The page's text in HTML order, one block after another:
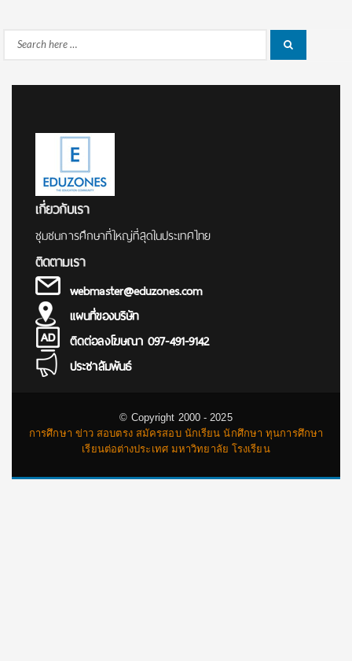
Search
เกี่ยวกับเรา
ชุมชนการศึกษาที่ใหญ่ที่สุดในประเทศไทย
ติดตามเรา
webmaster@eduzones.com
แผนที่ของบริษัท
ติดต่อลงโฆษณา 097-491-9142
ประชาสัมพันธ์
© Copyright 2000 - 2025
การศึกษา ข่าว สอบตรง สมัครสอบ นักเรียน นักศึกษา ทุนการศึกษา
เรียนต่อต่างประเทศ มหาวิทยาลัย โรงเรียน